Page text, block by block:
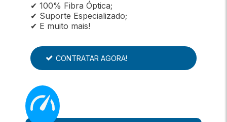
✔ 100% Fibra Óptica;
✔ Suporte Especializado;
✔ E muito mais!
CONTRATAR AGORA!